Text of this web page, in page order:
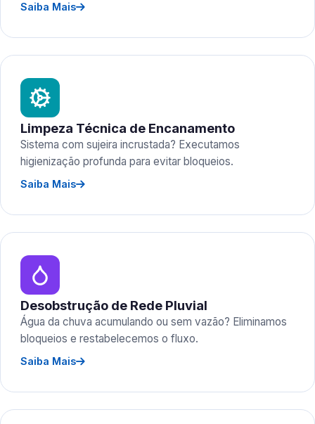
Saiba Mais
Limpeza Técnica de Encanamento
Sistema com sujeira incrustada? Executamos
higienização profunda para evitar bloqueios.
Saiba Mais
Desobstrução de Rede Pluvial
Água da chuva acumulando ou sem vazão? Eliminamos
bloqueios e restabelecemos o fluxo.
Saiba Mais